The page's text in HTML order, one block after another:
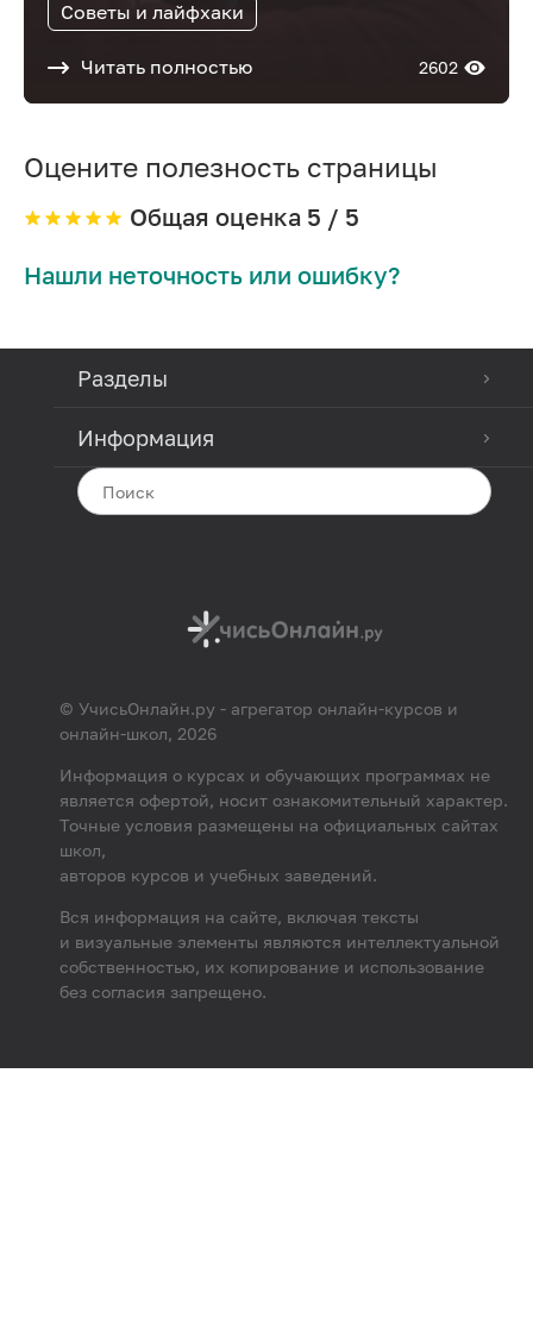
Советы и лайфхаки
Читать полностью 2602
Оцените полезность страницы
Общая оценка 5 / 5
Нашли неточность или ошибку?
Разделы
Информация
© УчисьОнлайн.ру - агрегатор онлайн-курсов и
онлайн-школ, 2026
Информация о курсах и обучающих программах не
является офертой, носит ознакомительный характер.
Точные условия размещены на официальных сайтах
школ,
авторов курсов и учебных заведений.
Вся информация на сайте, включая тексты
и визуальные элементы являются интеллектуальной
собственностью, их копирование и использование
без согласия запрещено.